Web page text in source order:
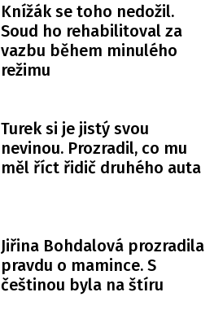
Knížák se toho nedožil.
Soud ho rehabilitoval za
vazbu během minulého
režimu
Turek si je jistý svou
nevinou. Prozradil, co mu
měl říct řidič druhého auta
Jiřina Bohdalová prozradila
pravdu o mamince. S
češtinou byla na štíru